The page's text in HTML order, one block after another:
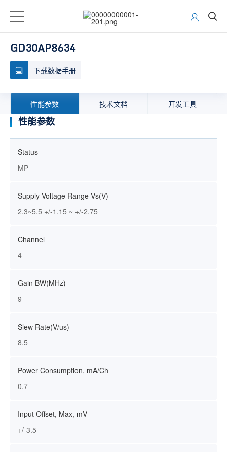
GD30AP8634
下载数据手册
性能参数 技术文档 开发工具
性能参数
Status
MP
Supply Voltage Range Vs(V)
2.3~5.5 +/-1.15 ~ +/-2.75
Channel
4
Gain BW(MHz)
9
Slew Rate(V/us)
8.5
Power Consumption, mA/Ch
0.7
Input Offset, Max, mV
+/-3.5